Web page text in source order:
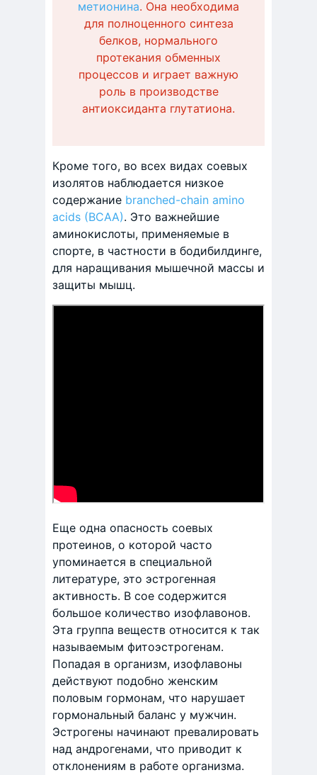
метионина. Она необходима
для полноценного синтеза
белков, нормального
протекания обменных
процессов и играет важную
роль в производстве
антиоксиданта глутатиона.
Кроме того, во всех видах соевых
изолятов наблюдается низкое
содержание branched-chain amino
acids (BCAA). Это важнейшие
аминокислоты, применяемые в
спорте, в частности в бодибилдинге,
для наращивания мышечной массы и
защиты мышц.
Еще одна опасность соевых
протеинов, о которой часто
упоминается в специальной
литературе, это эстрогенная
активность. В сое содержится
большое количество изофлавонов.
Эта группа веществ относится к так
называемым фитоэстрогенам.
Попадая в организм, изофлавоны
действуют подобно женским
половым гормонам, что нарушает
гормональный баланс у мужчин.
Эстрогены начинают превалировать
над андрогенами, что приводит к
отклонениям в работе организма.